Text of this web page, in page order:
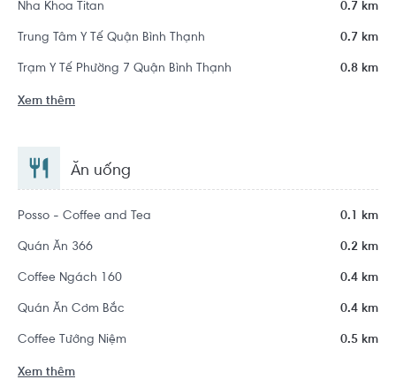
Nha Khoa Titan 0.7 km
Trung Tâm Y Tế Quận Bình Thạnh 0.7 km
Trạm Y Tế Phường 7 Quận Bình Thạnh 0.8 km
Xem thêm
Ăn uống
Posso - Coffee and Tea 0.1 km
Quán Ăn 366 0.2 km
Coffee Ngách 160 0.4 km
Quán Ăn Cơm Bắc 0.4 km
Coffee Tưởng Niệm 0.5 km
Xem thêm